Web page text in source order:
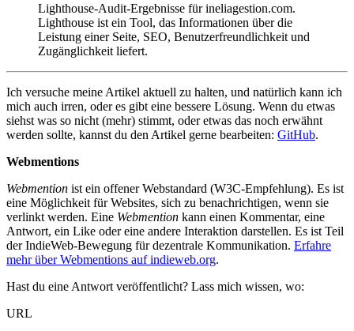
Lighthouse-Audit-Ergebnisse für ineliagestion.com.
Lighthouse ist ein Tool, das Informationen über die
Leistung einer Seite, SEO, Benutzerfreundlichkeit und
Zugänglichkeit liefert.
Ich versuche meine Artikel aktuell zu halten, und natürlich kann ich
mich auch irren, oder es gibt eine bessere Lösung. Wenn du etwas
siehst was so nicht (mehr) stimmt, oder etwas das noch erwähnt
werden sollte, kannst du den Artikel gerne bearbeiten: GitHub.
Webmentions
Webmention ist ein offener Webstandard (W3C-Empfehlung). Es ist
eine Möglichkeit für Websites, sich zu benachrichtigen, wenn sie
verlinkt werden. Eine Webmention kann einen Kommentar, eine
Antwort, ein Like oder eine andere Interaktion darstellen. Es ist Teil
der IndieWeb-Bewegung für dezentrale Kommunikation. Erfahre
mehr über Webmentions auf indieweb.org.
Hast du eine Antwort veröffentlicht? Lass mich wissen, wo:
URL